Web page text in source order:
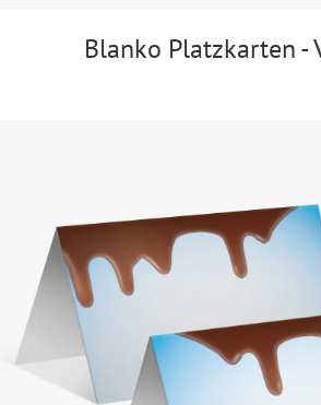
Blanko Platzkarten -